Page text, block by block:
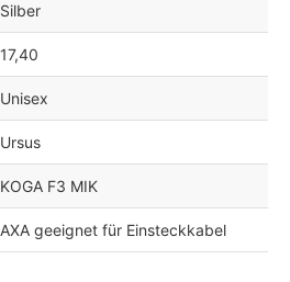
Silber
17,40
Unisex
Ursus
KOGA F3 MIK
AXA geeignet für Einsteckkabel